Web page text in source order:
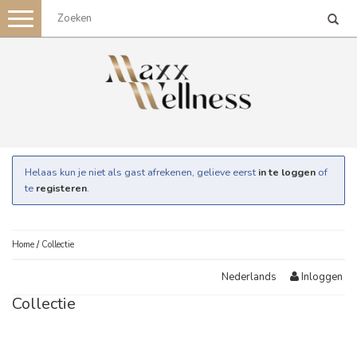
Toggle
navigation
Helaas kun je niet als gast afrekenen, gelieve eerst in te loggen of
te registeren.
Home / Collectie
Nederlands Inloggen
Collectie